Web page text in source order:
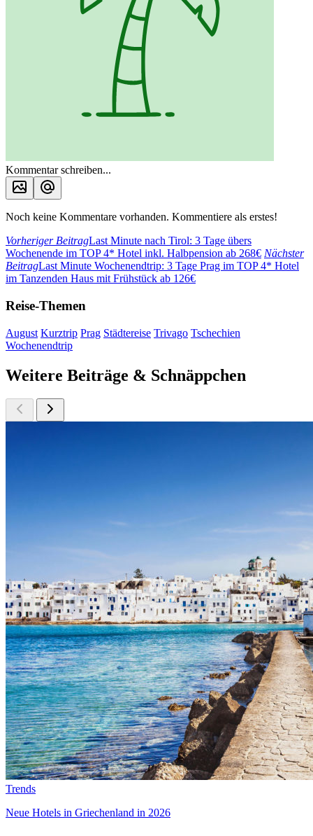
Kommentar schreiben...
Noch keine Kommentare vorhanden. Kommentiere als erstes!
Vorheriger BeitragLast Minute nach Tirol: 3 Tage übers
Wochenende im TOP 4* Hotel inkl. Halbpension ab 268€ Nächster
BeitragLast Minute Wochenendtrip: 3 Tage Prag im TOP 4* Hotel
im Tanzenden Haus mit Frühstück ab 126€
Reise-Themen
August Kurztrip Prag Städtereise Trivago Tschechien
Wochenendtrip
Weitere Beiträge & Schnäppchen
Trends
Neue Hotels in Griechenland in 2026